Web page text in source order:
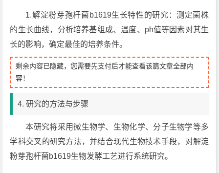
1.解淀粉芽孢杆菌b1619生长特性的研究：测定菌株
的生长曲线，分析培养基组成、温度、ph值等因素对其生
长的影响，确定最佳的培养条件。
剩余内容已隐藏，您需要先支付后才能查看该篇文章全部内
容！
4. 研究的方法与步骤
本研究将采用微生物学、生物化学、分子生物学等多
学科交叉的研究方法，并结合现代生物技术手段，对解淀
粉芽孢杆菌b1619生物发酵工艺进行系统研究。